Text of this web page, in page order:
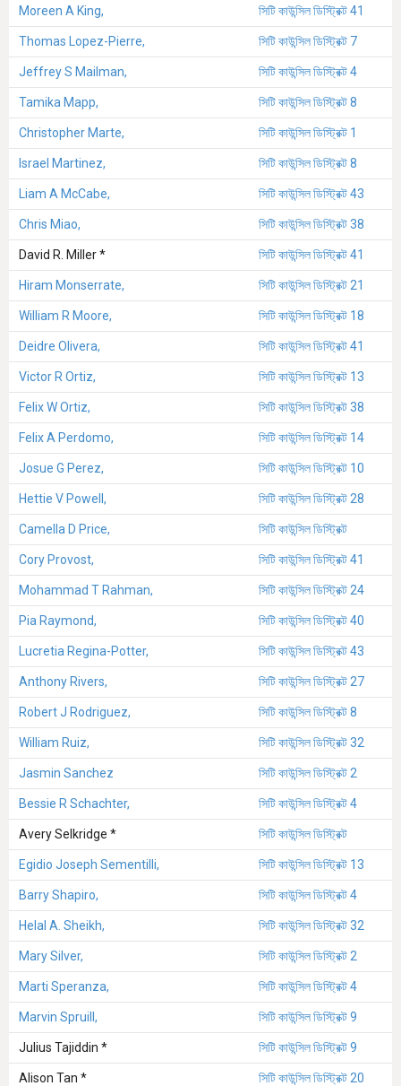
Moreen A King, সিটি কাউন্সিল ডিস্ট্রিক্ট 41
Thomas Lopez-Pierre, সিটি কাউন্সিল ডিস্ট্রিক্ট 7
Jeffrey S Mailman, সিটি কাউন্সিল ডিস্ট্রিক্ট 4
Tamika Mapp, সিটি কাউন্সিল ডিস্ট্রিক্ট 8
Christopher Marte, সিটি কাউন্সিল ডিস্ট্রিক্ট 1
Israel Martinez, সিটি কাউন্সিল ডিস্ট্রিক্ট 8
Liam A McCabe, সিটি কাউন্সিল ডিস্ট্রিক্ট 43
Chris Miao, সিটি কাউন্সিল ডিস্ট্রিক্ট 38
David R. Miller * সিটি কাউন্সিল ডিস্ট্রিক্ট 41
Hiram Monserrate, সিটি কাউন্সিল ডিস্ট্রিক্ট 21
William R Moore, সিটি কাউন্সিল ডিস্ট্রিক্ট 18
Deidre Olivera, সিটি কাউন্সিল ডিস্ট্রিক্ট 41
Victor R Ortiz, সিটি কাউন্সিল ডিস্ট্রিক্ট 13
Felix W Ortiz, সিটি কাউন্সিল ডিস্ট্রিক্ট 38
Felix A Perdomo, সিটি কাউন্সিল ডিস্ট্রিক্ট 14
Josue G Perez, সিটি কাউন্সিল ডিস্ট্রিক্ট 10
Hettie V Powell, সিটি কাউন্সিল ডিস্ট্রিক্ট 28
Camella D Price, সিটি কাউন্সিল ডিস্ট্রিক্ট
Cory Provost, সিটি কাউন্সিল ডিস্ট্রিক্ট 41
Mohammad T Rahman, সিটি কাউন্সিল ডিস্ট্রিক্ট 24
Pia Raymond, সিটি কাউন্সিল ডিস্ট্রিক্ট 40
Lucretia Regina-Potter, সিটি কাউন্সিল ডিস্ট্রিক্ট 43
Anthony Rivers, সিটি কাউন্সিল ডিস্ট্রিক্ট 27
Robert J Rodriguez, সিটি কাউন্সিল ডিস্ট্রিক্ট 8
William Ruiz, সিটি কাউন্সিল ডিস্ট্রিক্ট 32
Jasmin Sanchez সিটি কাউন্সিল ডিস্ট্রিক্ট 2
Bessie R Schachter, সিটি কাউন্সিল ডিস্ট্রিক্ট 4
Avery Selkridge * সিটি কাউন্সিল ডিস্ট্রিক্ট
Egidio Joseph Sementilli, সিটি কাউন্সিল ডিস্ট্রিক্ট 13
Barry Shapiro, সিটি কাউন্সিল ডিস্ট্রিক্ট 4
Helal A. Sheikh, সিটি কাউন্সিল ডিস্ট্রিক্ট 32
Mary Silver, সিটি কাউন্সিল ডিস্ট্রিক্ট 2
Marti Speranza, সিটি কাউন্সিল ডিস্ট্রিক্ট 4
Marvin Spruill, সিটি কাউন্সিল ডিস্ট্রিক্ট 9
Julius Tajiddin * সিটি কাউন্সিল ডিস্ট্রিক্ট 9
Alison Tan * সিটি কাউন্সিল ডিস্ট্রিক্ট 20